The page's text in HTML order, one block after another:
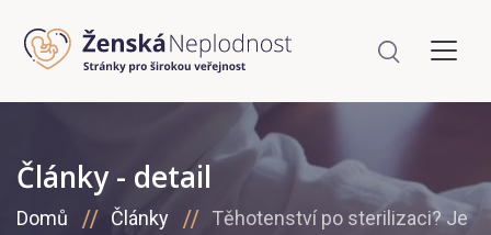
Články - detail
Domů Články
Těhotenství po sterilizaci? Je